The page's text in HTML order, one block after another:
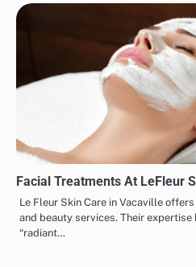
Facial Treatments At LeFleur
Le Fleur Skin Care in Vacaville
and beauty services. Their
“radiant…